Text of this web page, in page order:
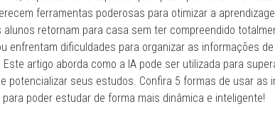
ferramentas poderosas para otimizar a
alunos retornam para casa sem ter compreendido
enfrentam dificuldades para organizar as informações
artigo aborda como a IA pode ser utilizada para
potencializar seus estudos. Confira 5 formas de usar as
poder estudar de forma mais dinâmica e inteligente!